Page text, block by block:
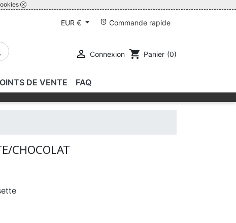
EUR € alarm Commande rapide
 Connexion shopping_cart Panier (0)
DE VENTE FAQ
CHOCOLAT